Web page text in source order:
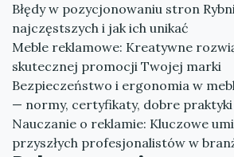
Błędy w pozycjonowaniu stron
najczęstszych i jak ich unikać
Meble reklamowe: Kreatywne
skutecznej promocji Twojej marki
Bezpieczeństwo i ergonomia w
— normy, certyfikaty, dobre praktyki
Nauczanie o reklamie: Kluczowe
przyszłych profesjonalistów w